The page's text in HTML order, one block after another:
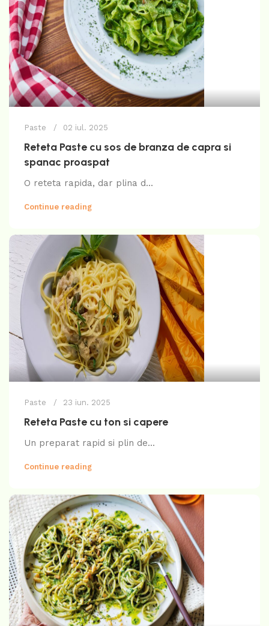
Paste 02 iul. 2025
Reteta Paste cu sos de branza de capra si
spanac proaspat
O reteta rapida, dar plina d...
Continue reading
Paste 23 iun. 2025
Reteta Paste cu ton si capere
Un preparat rapid si plin de...
Continue reading